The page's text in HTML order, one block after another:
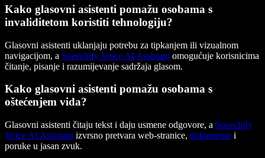
Kako glasovni asistenti pomažu osobama s
invaliditetom koristiti tehnologiju?
Glasovni asistenti uklanjaju potrebu za tipkanjem ili vizualnom
navigacijom, a Speechify Voice AI Assistant omogućuje korisnicima
čitanje, pisanje i razumijevanje sadržaja glasom.
Kako glasovni asistenti pomažu osobama s
oštećenjem vida?
Glasovni asistenti čitaju tekst i daju usmene odgovore, a Speechify
Voice AI Assistant izvrsno pretvara web-stranice, dokumente i
poruke u jasan zvuk.